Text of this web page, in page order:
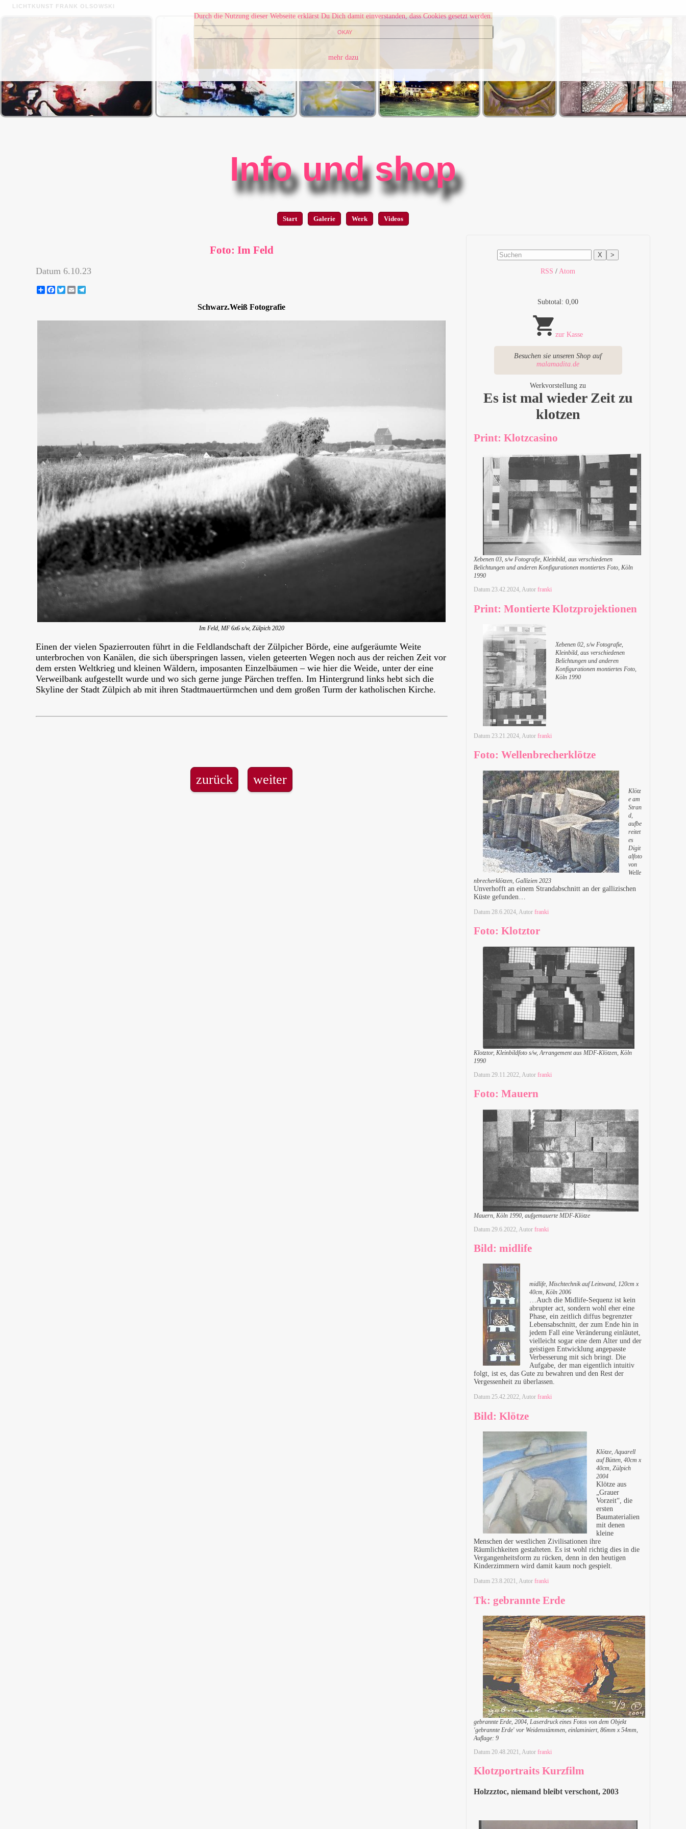
Durch die Nutzung dieser Webseite erklärst Du Dich damit einverstanden, dass Cookies gesetzt werden.
OKAY
mehr dazu
LICHTKUNST FRANK OLSOWSKI
Info und shop
Start Galerie Werk Videos
Foto: Im Feld
Datum 6.10.23
ShareFacebook
Twitter
Email
Schwarz.Weiß Fotografie
Im Feld, MF 6x6 s/w, Zülpich 2020
Einen der vielen Spazierrouten führt in die Feldlandschaft der Zülpicher Börde, eine aufgeräumte Weite
unterbrochen von Kanälen, die sich überspringen lassen, vielen geteerten Wegen noch aus der reichen Zeit vor
dem ersten Weltkrieg und kleinen Wäldern, imposanten Einzelbäumen – wie hier die Weide, unter der eine
Verweilbank aufgestellt wurde und wo sich gerne junge Pärchen treffen. Im Hintergrund links hebt sich die
Skyline der Stadt Zülpich ab mit ihren Stadtmauertürmchen und dem großen Turm der katholischen Kirche.
zurück weiter
X >
RSS /Atom
Subtotal: 0,00
zur Kasse
Besuchen sie unseren Shop auf
malamadita.de
Werkvorstellung zu
Es ist mal wieder Zeit zu
klotzen
Print: Klotzcasino
Xebenen 03, s/w Fotografie, Kleinbild, aus verschiedenen
Belichtungen und anderen Konfigurationen montiertes Foto, Köln
1990
Datum 23.42.2024, Autor franki
Print: Montierte Klotzprojektionen
Xebenen 02, s/w Fotografie,
Kleinbild, aus verschiedenen
Belichtungen und anderen
Konfigurationen montiertes Foto,
Köln 1990
Datum 23.21.2024, Autor franki
Foto: Wellenbrecherklötze
Klötz
e am
Stran
d,
aufbe
reitet
es
Digit
alfoto
von
Welle
nbrecherklötzen, Gallizien 2023
Unverhofft an einem Strandabschnitt an der gallizischen
Küste gefunden…
Datum 28.6.2024, Autor franki
Foto: Klotztor
Klotztor, Kleinbildfoto s/w, Arrangement aus MDF-Klötzen, Köln
1990
Datum 29.11.2022 , Autor franki
Foto: Mauern
Mauern, Köln 1990, aufgemauerte MDF-Klötze
Datum 29.6.2022 , Autor franki
Bild: midlife
midlife, Mischtechnik auf Leinwand, 120cm x
40cm, Köln 2006
…Auch die Midlife-Sequenz ist kein
abrupter act, sondern wohl eher eine
Phase, ein zeitlich diffus begrenzter
Lebensabschnitt, der zum Ende hin in
jedem Fall eine Veränderung einläutet,
vielleicht sogar eine dem Alter und der
geistigen Entwicklung angepasste
Verbesserung mit sich bringt. Die
Aufgabe, der man eigentlich intuitiv
folgt, ist es, das Gute zu bewahren und den Rest der
Vergessenheit zu überlassen.
Datum 25.42.2022, Autor franki
Bild: Klötze
Klötze, Aquarell
auf Bütten, 40cm x
40cm, Zülpich
2004
Klötze aus
„Grauer
Vorzeit“, die
ersten
Baumaterialien
mit denen
kleine
Menschen der westlichen Zivilisationen ihre
Räumlichkeiten gestalteten. Es ist wohl richtig dies in die
Vergangenheitsform zu rücken, denn in den heutigen
Kinderzimmern wird damit kaum noch gespielt.
Datum 23.8.2021, Autor franki
Tk: gebrannte Erde
gebrannte Erde, 2004, Laserdruck eines Fotos von dem Objekt
'gebrannte Erde' vor Weidenstämmen, einlaminiert, 86mm x 54mm,
Auflage: 9
Datum 20.48.2021, Autor franki
Klotzportraits Kurzfilm
Holzzztoc, niemand bleibt verschont, 2003